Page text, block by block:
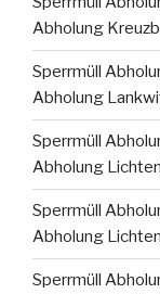
Abholung
Sperrmüll
Abholung
Sperrmüll
Abholung
Sperrmüll
Abholung
Sperrmüll